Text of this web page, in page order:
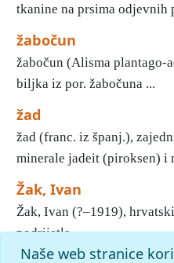
tkanine na prsima odjevnih
žabočun
žabočun (Alisma plantago-
biljka iz por. žabočuna ...
žad
žad (franc. iz španj.),
minerale jadeit (piroksen) i
Žak, Ivan
Žak, Ivan (?–1919),
podrijetla ...
Naše web stranice